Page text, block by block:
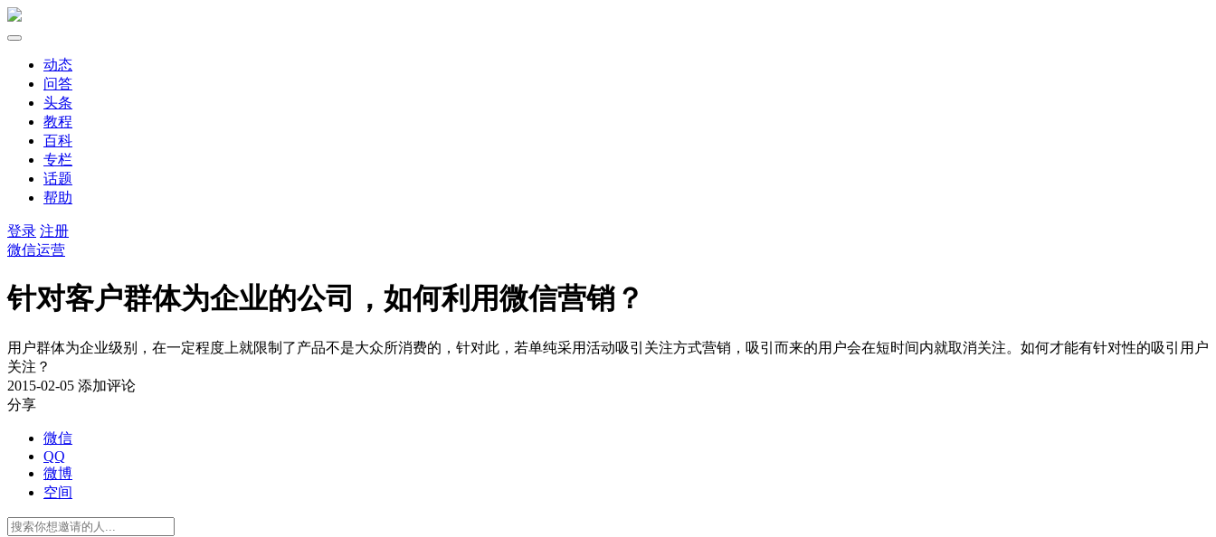
动态
问答
头条
教程
百科
专栏
话题
帮助
登录 注册
微信运营
针对客户群体为企业的公司，如何利用微信营销？
用户群体为企业级别，在一定程度上就限制了产品不是大众所消费的，针对此，若单纯采用活动吸引关注方式营销，吸引而来的用户会在短时间内就取消关注。如何才能有针对性的吸引用户
关注？
2015-02-05 添加评论
分享
微信
QQ
微博
空间